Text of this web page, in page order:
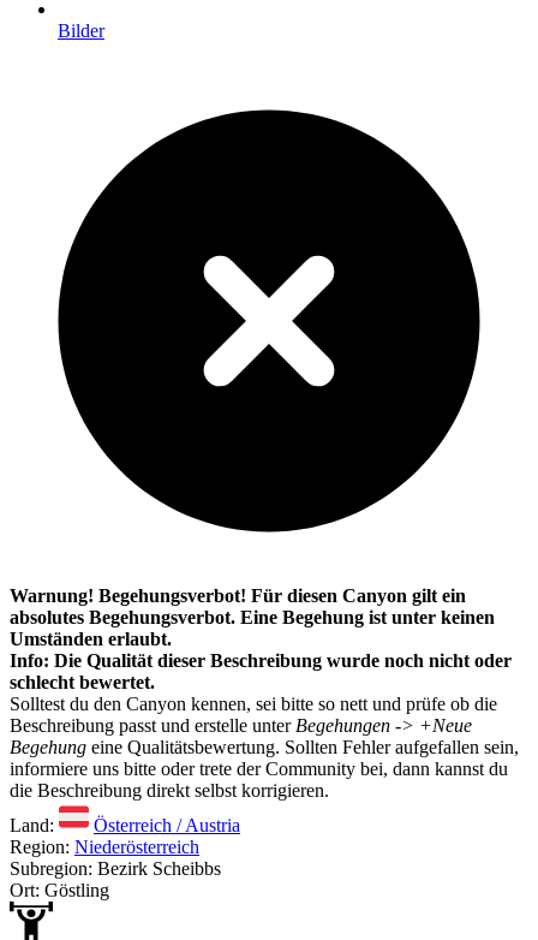
Bilder
Warnung! Begehungsverbot! Für diesen Canyon gilt ein
absolutes Begehungsverbot. Eine Begehung ist unter keinen
Umständen erlaubt.
Info: Die Qualität dieser Beschreibung wurde noch nicht oder
schlecht bewertet.
Solltest du den Canyon kennen, sei bitte so nett und prüfe ob die
Beschreibung passt und erstelle unter Begehungen -> +Neue
Begehung eine Qualitätsbewertung. Sollten Fehler aufgefallen sein,
informiere uns bitte oder trete der Community bei, dann kannst du
die Beschreibung direkt selbst korrigieren.
Land:
Österreich / Austria
Region: Niederösterreich
Subregion: Bezirk Scheibbs
Ort: Göstling